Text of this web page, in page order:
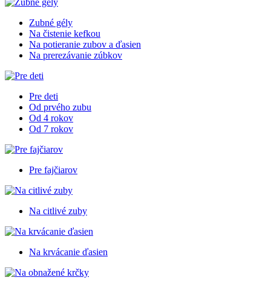
Zubné gély
Na čistenie kefkou
Na potieranie zubov a ďasien
Na prerezávanie zúbkov
Pre deti
Od prvého zubu
Od 4 rokov
Od 7 rokov
Pre fajčiarov
Na citlivé zuby
Na krvácanie ďasien